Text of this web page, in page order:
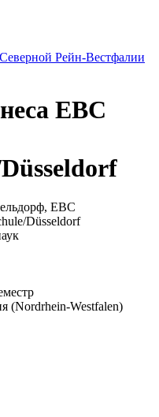
Рейн-Вестфалии
EBC
(Nordrhein-Westfalen)